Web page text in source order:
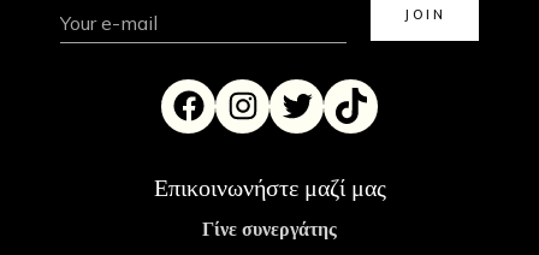
Επικοινωνήστε μαζί μας
Γίνε συνεργάτης